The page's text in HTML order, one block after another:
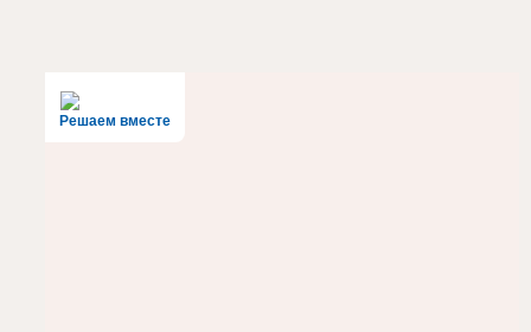
Решаем вместе